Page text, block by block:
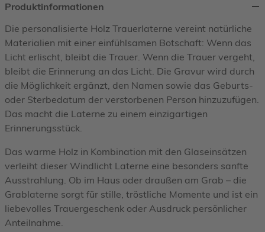
Produktinformationen
Die personalisierte Holz Trauerlaterne vereint natürliche
Materialien mit einer einfühlsamen Botschaft: Wenn das
Licht erlischt, bleibt die Trauer. Wenn die Trauer vergeht,
bleibt die Erinnerung an das Licht. Die Gravur wird durch
die Möglichkeit ergänzt, den Namen sowie das Geburts-
oder Sterbedatum der verstorbenen Person hinzuzufügen.
Das macht die Laterne zu einem einzigartigen
Erinnerungsstück.
Das warme Holz in Kombination mit den Glaseinsätzen
verleiht dieser Windlicht Laterne eine besonders sanfte
Ausstrahlung. Ob im Haus oder draußen am Grab – die
Grablaterne sorgt für stille, tröstliche Momente und ist ein
liebevolles Trauergeschenk oder Ausdruck persönlicher
Anteilnahme.